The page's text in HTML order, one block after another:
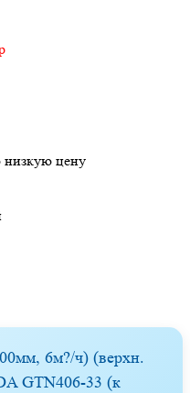
низкую цену
6м?/ч) (верхн.
GTN406-33 (к